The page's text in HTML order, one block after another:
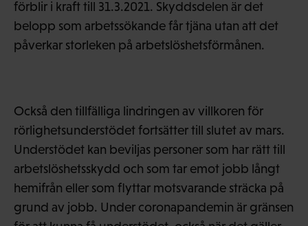
förblir i kraft till 31.3.2021. Skyddsdelen är det
belopp som arbetssökande får tjäna utan att det
påverkar storleken på arbetslöshetsförmånen.
Också den tillfälliga lindringen av villkoren för
rörlighetsunderstödet fortsätter till slutet av mars.
Understödet kan beviljas personer som har rätt till
arbetslöshetsskydd och som tar emot jobb långt
hemifrån eller som flyttar motsvarande sträcka på
grund av jobb. Under coronapandemin är gränsen